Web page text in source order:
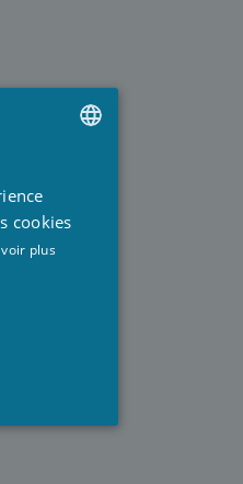
ENGLISH
cookies
plus